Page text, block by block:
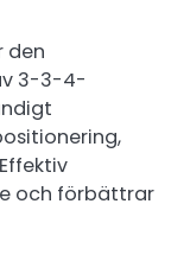
den
3-3-4-
och förbättrar